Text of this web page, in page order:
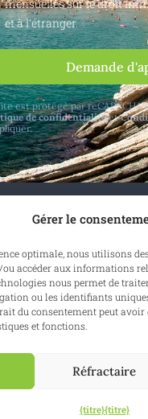
Gérer le
optimale, nous utilisons
ou accéder aux informations
nous permet de
ou les identifiants
du consentement peut avoir
et fonctions.
Réfractaire
{titre}{titre}
mensuelles sur le droit
et à l'étranger.
Demande
est protégé par reCAPTCHA
de confidentialitéet
et à